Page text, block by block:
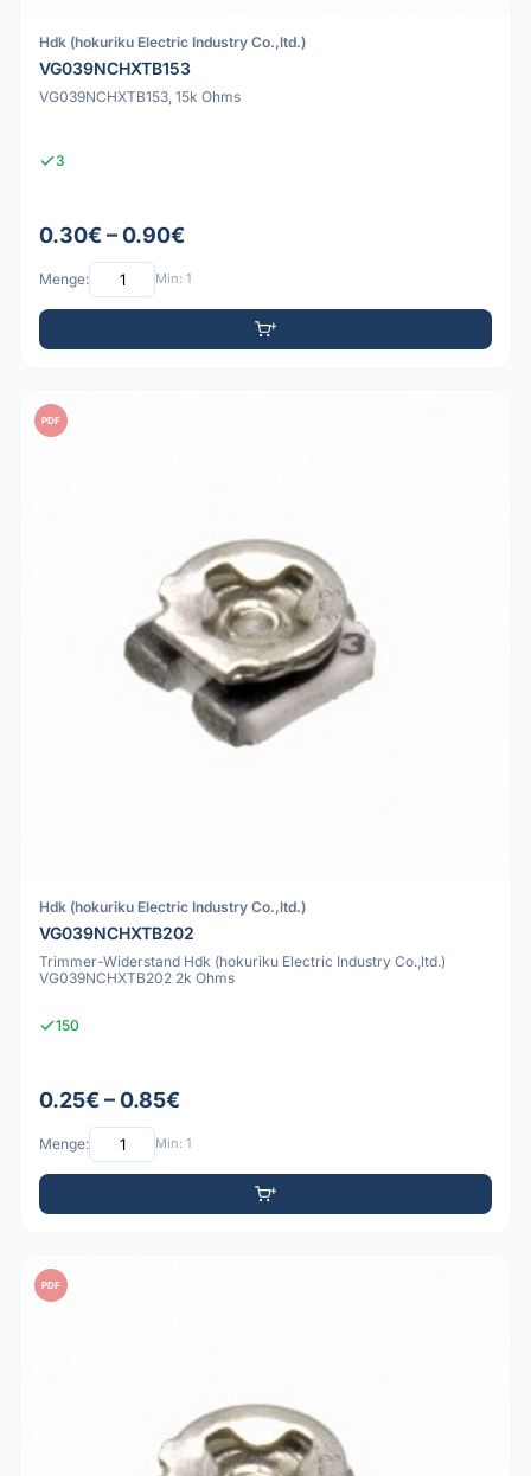
Hdk (hokuriku Electric Industry Co.,ltd.)
VG039NCHXTB153
VG039NCHXTB153, 15k Ohms
3
0.30€ – 0.90€
Menge: Min: 1
PDF
Hdk (hokuriku Electric Industry Co.,ltd.)
VG039NCHXTB202
Trimmer-Widerstand Hdk (hokuriku Electric Industry Co.,ltd.)
VG039NCHXTB202 2k Ohms
150
0.25€ – 0.85€
Menge: Min: 1
PDF